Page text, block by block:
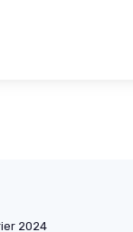
2024